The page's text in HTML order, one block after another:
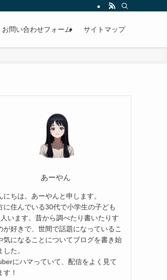
お問い合わせフォーム サイトマップ
あーやん
にちは。あーやんと申します。
に住んでいる30代で小学生の子ども
います。昔から調べたり書いたりす
が好きで、世間で話題になっているこ
気になることについてブログを書き始
した。
にハマっていて、配信をよく見て
す！